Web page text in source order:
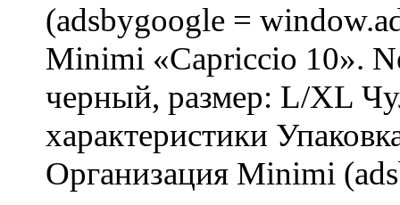
(adsbygoogle =
Minimi «Capriccio 10».
черный, размер: L/XL
характеристики
Организация Minimi